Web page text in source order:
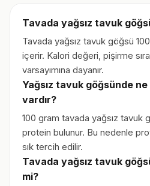
Tavada yağsız tavuk
Tavada yağsız tavuk göğsü
içerir. Kalori değeri, pişirme
varsayımına dayanır.
Yağsız tavuk göğsünde
vardır?
100 gram tavada yağsız tavuk
protein bulunur. Bu nedenle
sık tercih edilir.
Tavada yağsız tavuk
mi?